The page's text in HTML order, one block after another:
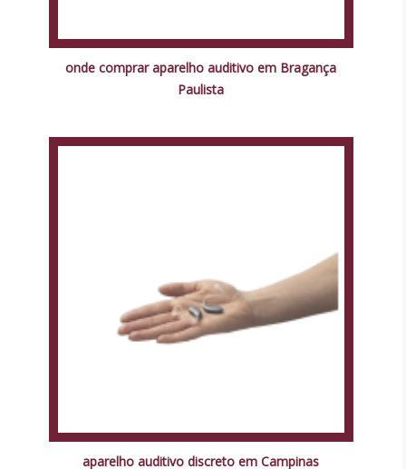
onde comprar aparelho auditivo em Bragança
Paulista
aparelho auditivo discreto em Campinas